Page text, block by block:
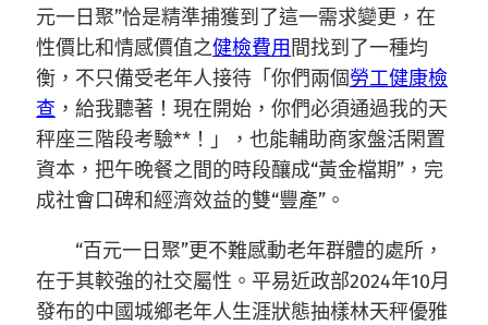
元一日聚”恰是精準捕獲到了這一需求變更，在
性價比和情感價值之健檢費用 間找到了一種均
衡，不只備受老年人接待「你們兩個勞工健康檢
查 ，給我聽著！現在開始，你們必須通過我的天
秤座三階段考驗**！」，也能輔助商家盤活閑置
資本，把午晚餐之間的時段釀成“黃金檔期”，完
成社會口碑和經濟效益的雙“豐產”。
“百元一日聚”更不難感動老年群體的處所，
在于其較強的社交屬性。平易近政部2024年10月
發布的中國城鄉老年人生涯狀態抽樣林天秤優雅